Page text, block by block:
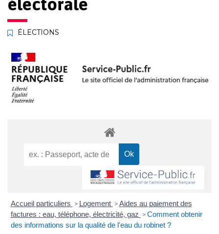
ÉLECTIONS
Accueil particuliers > Logement > Aides au paiement des
factures : eau, téléphone, électricité, gaz > Comment obtenir
des informations sur la qualité de l'eau du robinet ?